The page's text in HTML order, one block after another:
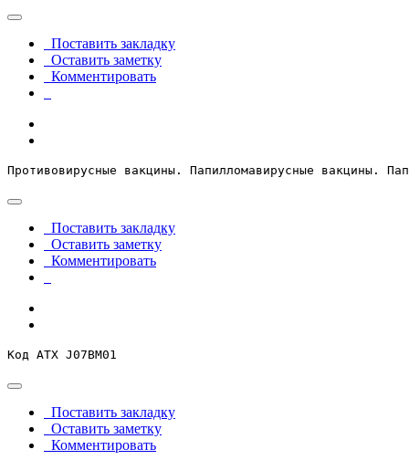
Поставить закладку
Оставить заметку
Комментировать
Противовирусные вакцины. Папилломавирусные
Поставить закладку
Оставить заметку
Комментировать
Код АТХ J07BМ01
Поставить закладку
Оставить заметку
Комментировать